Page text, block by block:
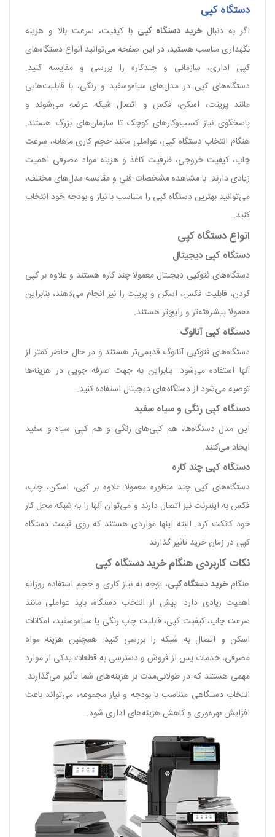
دستگاه کپی
اگر به دنبالخرید دستگاه کپی با کیفیت، سرعت بالا و هزینه
نگهداری مناسب هستید، در این صفحه می‌توانید انواع دستگاه‌های
کپی اداری، سازمانی و چندکاره را بررسی و مقایسه کنید.
دستگاه‌های کپی در مدل‌های سیاه‌وسفید و رنگی، با قابلیت‌هایی
مانند پرینت، اسکن، فکس و اتصال شبکه عرضه می‌شوند و
پاسخگوی نیاز کسب‌وکارهای کوچک تا سازمان‌های بزرگ هستند.
هنگام انتخاب دستگاه کپی، عواملی مانند حجم کاری ماهانه، سرعت
چاپ، کیفیت خروجی، ظرفیت کاغذ و هزینه مواد مصرفی اهمیت
زیادی دارند. با مشاهده مشخصات فنی و مقایسه مدل‌های مختلف،
می‌توانید بهترین دستگاه کپی را متناسب با نیاز و بودجه خود انتخاب
کنید.
انواع دستگاه کپی
دستگاه کپی دیجیتال
دستگاه‌های فتوکپی دیجیتال معمولا چند کاره هستند و علاوه بر کپی
کردن، قابلیت فکس، اسکن و پرینت را نیز انجام می‌دهند، بنابراین
معمولا پیشرفته‌تر و رایج‌تر هستند.
دستگاه کپی آنالوگ
دستگاه‌های فتوکپی آنالوگ قدیمی‌تر هستند و در حال حاضر کمتر از
آنها استفاده می‌شود. بنابراین به جهت صرفه جویی در هزینه‌ها
توصیه می‌شود از دستگاه‌های دیجیتال استفاده کنید.
دستگاه کپی رنگی و سیاه سفید
این مدل دستگاه‌ها، هم کپی‌های رنگی و هم کپی سیاه و سفید
ایجاد می‌کنند.
دستگاه کپی چند کاره
دستگاه‌های کپی چند منظوره معمولا علاوه بر کپی، اسکن، چاپ،
فکس به اینترنت نیز اتصال دارند و می‌توان آنها را به شبکه محل کار
خود کانکت کرد. البته اینها مواردی هستند که روی قیمت دستگاه
کپی در زمان خرید تاثیر گذارند.
نکات کاربردی هنگام خرید دستگاه کپی
هنگامخرید دستگاه کپی، توجه به نیاز کاری و حجم استفاده روزانه
اهمیت زیادی دارد. پیش از انتخاب دستگاه، باید عواملی مانند
سرعت چاپ، کیفیت کپی، قابلیت چاپ رنگی یا سیاه‌وسفید، امکانات
اسکن و اتصال به شبکه را بررسی کنید. همچنین هزینه مواد
مصرفی، خدمات پس از فروش و دسترسی به قطعات یدکی از موارد
مهمی هستند که در طولانی‌مدت بر هزینه‌های شما تأثیر می‌گذارند.
انتخاب دستگاهی متناسب با بودجه و نیاز مجموعه، می‌تواند باعث
افزایش بهره‌وری و کاهش هزینه‌های اداری شود.